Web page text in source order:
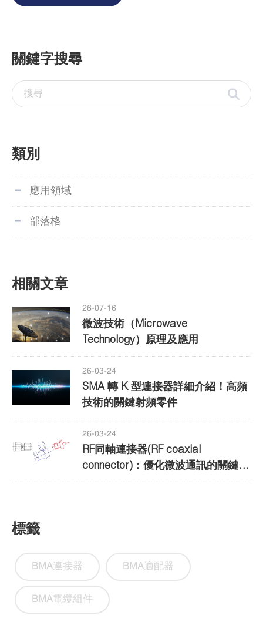
關鍵字搜尋
類別
應用領域
部落格
相關文章
26-07-16
微波技術（Microwave
Technology）原理及應用
26-03-24
SMA 轉 K 型連接器詳細介紹！高頻
技術的關鍵射頻零件
26-03-24
RF同軸連接器(RF coaxial
connector)：優化微波通訊的關鍵元
件
標籤
BMA連接器 BMA適配器
BMA電纜組件